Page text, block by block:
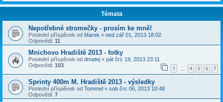
Témata
Nepotřebné stromečky - prosím ke mně!
Poslední příspěvek od Marek « ned zář 01, 2013 18:02
Odpovědi: 11
Mnichovo Hradiště 2013 - fotky
Poslední příspěvek od dmatej « pát črc 19, 2013 23:11
Odpovědi: 103 1 4 5 6 7
Sprinty 400m M. Hradiště 2013 - výsledky
Poslední příspěvek od Tommel « sob črc 06, 2013 10:48
Odpovědi: 7